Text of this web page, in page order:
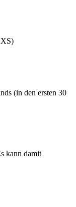
(in den ersten 30
kann damit